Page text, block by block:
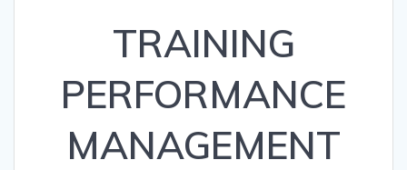
TRAINING
PERFORMANCE
MANAGEMENT